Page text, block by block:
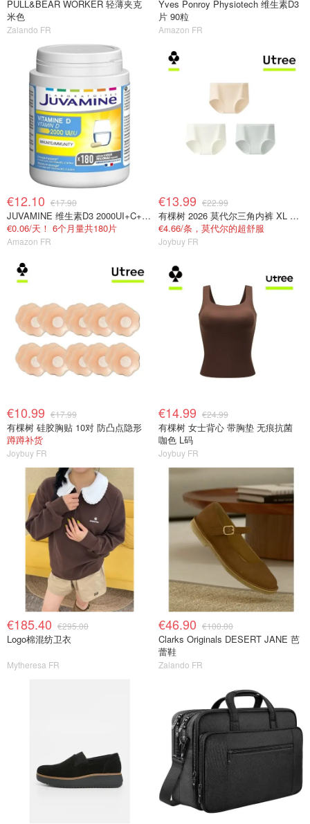
PULL&BEAR WORKER 轻薄夹克
米色
Zalando FR
Yves Ponroy Physiotech 维生素D3
片 90粒
Amazon FR
€12.10 €17.90
JUVAMINE 维生素D3 2000UI+C+B+锌 免疫抗疲劳
€0.06/天！ 6个月量共180片
Amazon FR
€13.99 €22.99
有棵树 2026 莫代尔三角内裤 XL 女士抗菌
€4.66/条，莫代尔的超舒服
Joybuy FR
€10.99 €17.99
有棵树 硅胶胸贴 10对 防凸点隐形
蹲蹲补货
Joybuy FR
€14.99 €24.99
有棵树 女士背心 带胸垫 无痕抗菌
咖色 L码
Joybuy FR
€185.40 €295.00
Logo棉混纺卫衣
Mytheresa FR
€46.90 €100.00
Clarks Originals DESERT JANE 芭
蕾鞋
Zalando FR